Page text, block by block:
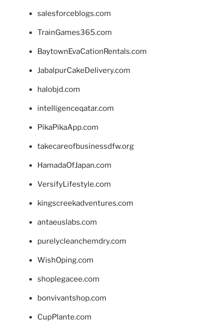
salesforceblogs.com
TrainGames365.com
BaytownEvaCationRentals.com
JabalpurCakeDelivery.com
halobjd.com
intelligenceqatar.com
PikaPikaApp.com
takecareofbusinessdfw.org
HamadaOfJapan.com
VersifyLifestyle.com
kingscreekadventures.com
antaeuslabs.com
purelycleanchemdry.com
WishOping.com
shoplegacee.com
bonvivantshop.com
CupPlante.com